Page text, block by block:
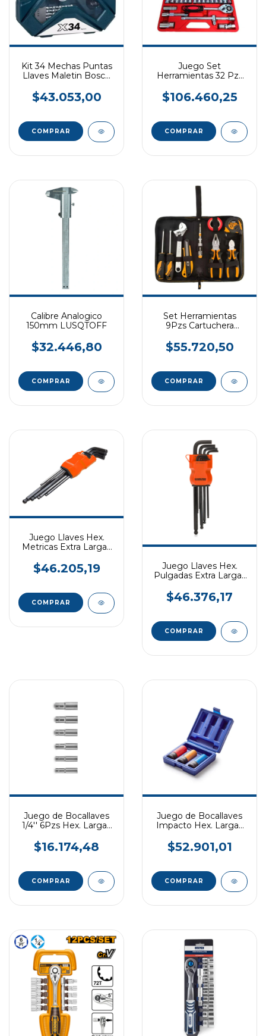
Kit 34 Mechas Puntas
Llaves Maletin Bosch
$43.053,00
Juego Set
Herramientas 32 Pzs
$106.460,25
Calibre Analogico
150mm LUSQTOFF
$32.446,80
Set Herramientas
9Pzs Cartuchera
$55.720,50
Juego Llaves Hex.
Metricas Extra Largas
$46.205,19
Juego Llaves Hex.
Pulgadas Extra Largas
$46.376,17
Juego de Bocallaves
1/4'' 6Pzs Hex. Largas
$16.174,48
Juego de Bocallaves
Impacto Hex. Largas
$52.901,01